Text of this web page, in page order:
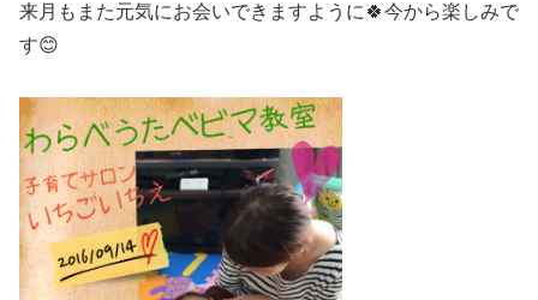
来月もまた元気にお会いできますように🍀今から楽しみで
す😊